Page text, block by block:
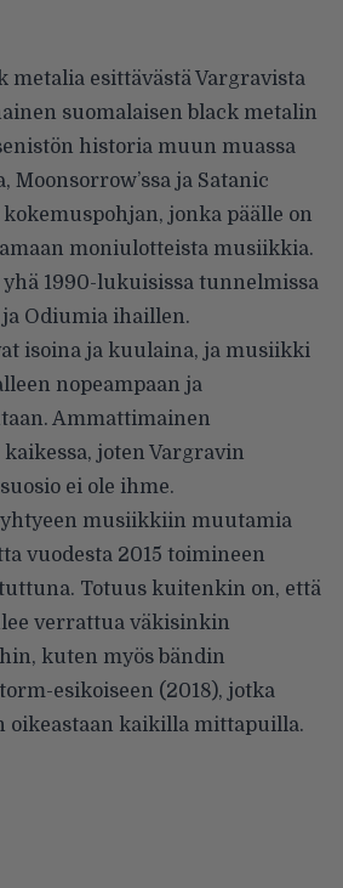
metalia esittävästä Vargravista
suomalaisen black metalin
historia muun muassa
Moonsorrow’ssa ja Satanic
jonka päälle on
moniulotteista musiikkia.
1990-lukuisissa tunnelmissa
Odiumia ihaillen.
isoina ja kuulaina, ja musiikki
nopeampaan ja
Ammattimainen
joten Vargravin
ei ole ihme.
musiikkiin muutamia
vuodesta 2015 toimineen
Totuus kuitenkin on, että
verrattua väkisinkin
kuten myös bändin
esikoiseen (2018), jotka
oikeastaan kaikilla mittapuilla.